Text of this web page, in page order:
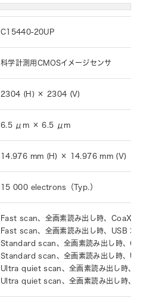
C15440-20UP
科学計測用CMOSイメージセンサ
2304 (H) × 2304 (V)
6.5 μm × 6.5 μm
14.976 mm (H) × 14.976 mm (V)
15 000 electrons（Typ.）
Fast scan、全画素読み出し時、
Fast scan、全画素読み出し時、USB
Standard scan、全画素読み出し時、
Standard scan、全画素読み出し時、
Ultra quiet scan、全画素読み出し時、
Ultra quiet scan、全画素読み出し時、